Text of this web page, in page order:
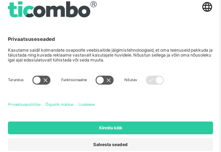
Regus Sofia City West, bul
Totleben 53-55, 1606 Sofia,
UAE Dubai Silicon Oasis, DDP
Mexico
Av Chapultepec 360, Roma
Norte, Cuauhtémoc, 06700
Ciudad de México, CDMX,
sündmusest ja/või domeenist. Detailide jaoks vaata konkreetse
sündmuse lehte, impressumit ja tingimusi.,
2026 Ticombo. Kõik õigused kaitstud.